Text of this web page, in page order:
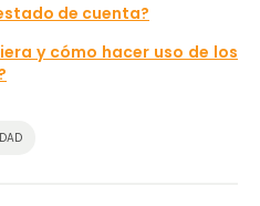
de cuenta?
y cómo hacer uso de los